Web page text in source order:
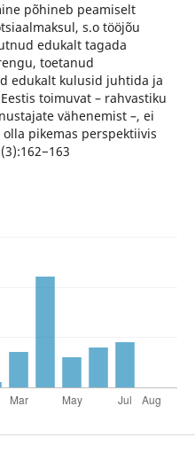
põhineb peamiselt
s.o tööjõu
edukalt tagada
toetanud
edukalt kulusid juhtida ja
toimuvat – rahvastiku
vähenemist –, ei
pikemas perspektiivis